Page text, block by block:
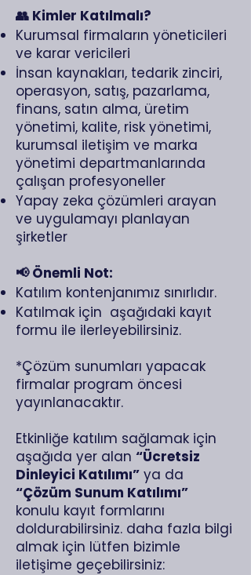
👥 Kimler Katılmalı?
Kurumsal firmaların yöneticileri
ve karar vericileri
İnsan kaynakları, tedarik zinciri,
operasyon, satış, pazarlama,
finans, satın alma, üretim
yönetimi, kalite, risk yönetimi,
kurumsal iletişim ve marka
yönetimi departmanlarında
çalışan profesyoneller
Yapay zeka çözümleri arayan
ve uygulamayı planlayan
şirketler
📢 Önemli Not:
Katılım kontenjanımız sınırlıdır.
Katılmak için aşağıdaki kayıt
formu ile ilerleyebilirsiniz.
*Çözüm sunumları yapacak
firmalar program öncesi
yayınlanacaktır.
Etkinliğe katılım sağlamak için
aşağıda yer alan “Ücretsiz
Dinleyici Katılımı” ya da
“Çözüm Sunum Katılımı”
konulu kayıt formlarını
doldurabilirsiniz. daha fazla bilgi
almak için lütfen bizimle
iletişime geçebilirsiniz: